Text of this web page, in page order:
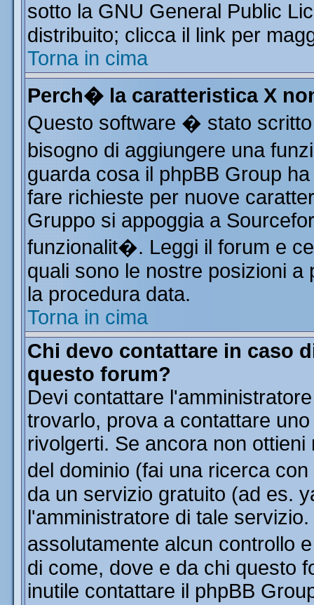
sotto la GNU General Public
distribuito; clicca il link per
Torna in cima
Perch� la caratteristica X
Questo software � stato
bisogno di aggiungere una
guarda cosa il phpBB Group
fare richieste per nuove
Gruppo si appoggia a
funzionalit�. Leggi il forum e
quali sono le nostre posizioni
la procedura data.
Torna in cima
Chi devo contattare in caso
questo forum?
Devi contattare
trovarlo, prova a contattare
rivolgerti. Se ancora non
del dominio (fai una ricerca
da un servizio gratuito (ad es.
l'amministratore di tale
assolutamente alcun controllo
di come, dove e da chi questo
inutile contattare il phpBB